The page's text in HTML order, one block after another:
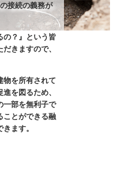
接続の義務が
の？』という皆
きますので、
物を所有されて
を図るため、
一部を無利子で
ことができる融
ます。